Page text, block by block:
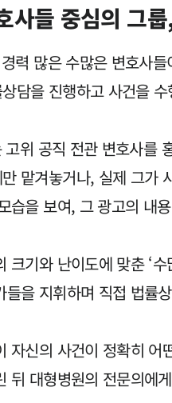
사들 중심의 그
력 많은 수많은 변호사
담을 진행하고 사건을
고위 공직 전관 변호사
맡겨놓거나, 실제 그가
습을 보여, 그 광고의 내
크기와 난이도에 맞춘 ‘
을 지휘하며 직접 법률
자신의 사건이 정확히
뒤 대형병원의 전문의에